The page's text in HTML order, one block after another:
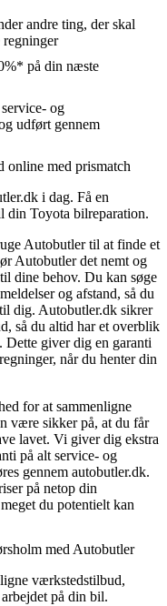
andre ting, der skal
regninger
på din næste
og
udført gennem
online med prismatch
i dag. Få en
din Toyota bilreparation.
Autobutler til at finde et
Autobutler det nemt og
dine behov. Du kan søge
og afstand, så du
dig. Autobutler.dk sikrer
så du altid har et overblik
giver dig en garanti
når du henter din
for at sammenligne
være sikker på, at du får
lavet. Vi giver dig ekstra
på alt service- og
gennem autobutler.dk.
på netop din
du potentielt kan
med Autobutler
værkstedstilbud,
på din bil.